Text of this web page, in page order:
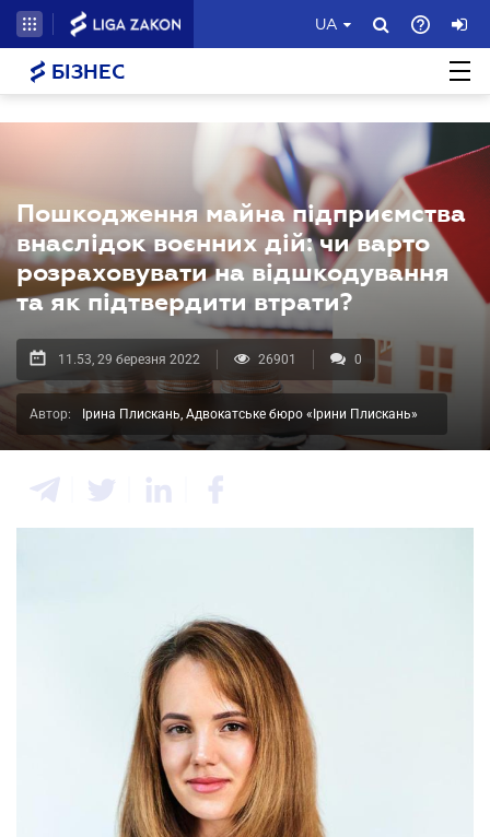
UA
БІЗНЕС
Пошкодження майна підприємства
внаслідок воєнних дій: чи варто
розраховувати на відшкодування
та як підтвердити втрати?
11.53, 29 березня 2022 26901 0
Автор: Ірина Плискань, Адвокатське бюро «Ірини Плискань»